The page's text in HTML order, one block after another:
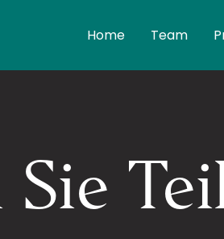
Home Team